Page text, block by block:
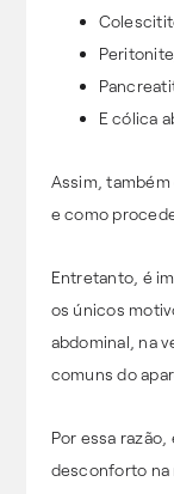
E cólica
Assim,
e como
Entretanto, é
os únicos
abdominal, na
comuns do
Por essa
desconforto na